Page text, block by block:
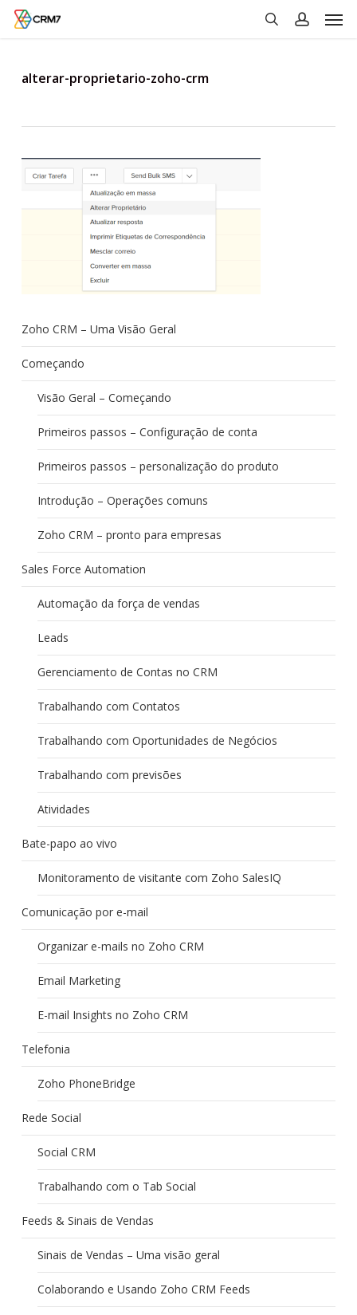
Skip
contentalterar-proprietario-zoho-crm
Zoho CRM – Uma Visão Geral
Começando
Visão Geral – Começando
Primeiros passos – Configuração de conta
Primeiros passos – personalização do produto
Introdução – Operações comuns
Zoho CRM – pronto para empresas
Sales Force Automation
Automação da força de vendas
Leads
Gerenciamento de Contas no CRM
Trabalhando com Contatos
Trabalhando com Oportunidades de Negócios
Trabalhando com previsões
Atividades
Bate-papo ao vivo
Monitoramento de visitante com Zoho SalesIQ
Comunicação por e-mail
Organizar e-mails no Zoho CRM
Email Marketing
E-mail Insights no Zoho CRM
Telefonia
Zoho PhoneBridge
Rede Social
Social CRM
Trabalhando com o Tab Social
Feeds & Sinais de Vendas
Sinais de Vendas – Uma visão geral
Colaborando e Usando Zoho CRM Feeds